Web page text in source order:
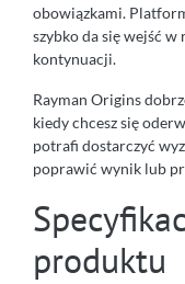
obowiązkami.
szybko da się wejść w
kontynuacji.
Rayman Origins
kiedy chcesz się
potrafi dostarczyć
poprawić wynik lub
produktu